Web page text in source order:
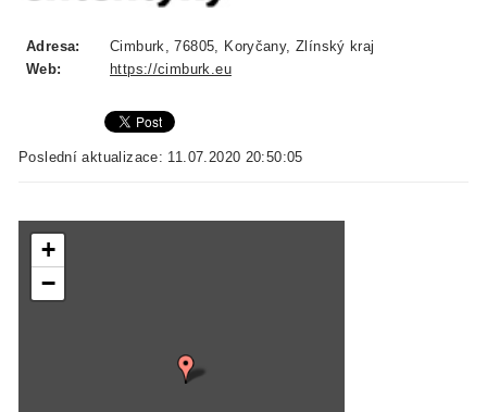
Adresa:
Cimburk, 76805, Koryčany, Zlínský kraj
Web:
https://cimburk.eu
Poslední aktualizace: 11.07.2020 20:50:05
+
−